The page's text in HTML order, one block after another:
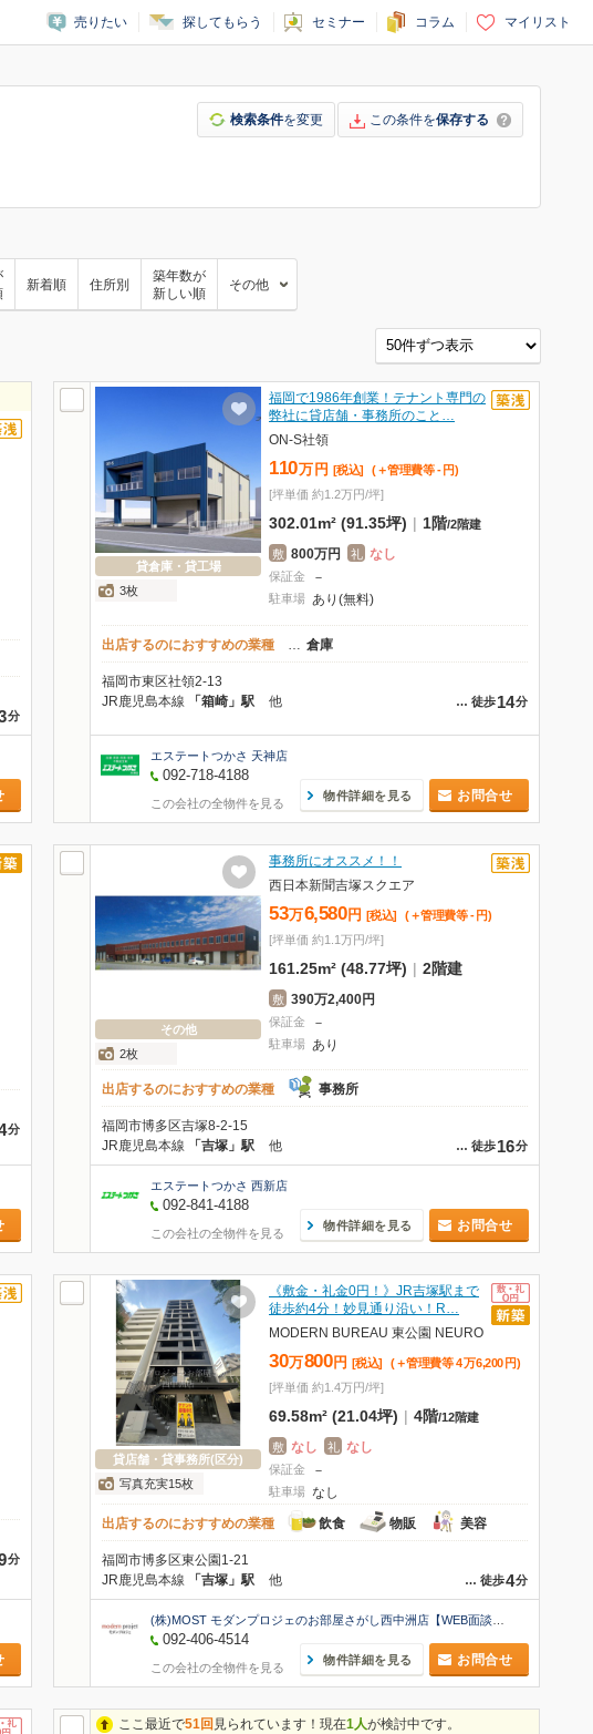
売りたい 探してもらう セミナー コラム マイリスト
検索条件を変更 この条件を保存する
新着順 住所別
築年数が
新しい順
その他
分
貸倉庫・貸工場
3枚
福岡で1986年創業！テナント専門の
弊社に貸店舗・事務所のこと…
ON-S社領
110万 円 [税込] (＋管理費等 - 円)
[坪単価 約1.2万円/坪]
302.01m² (91.35坪) | 1階/2階建
敷 800万円 礼 なし
保証金 －
駐車場 あり(無料)
出店するのにおすすめの業種 … 倉庫
福岡市東区社領2-13
… 徒歩14分
JR鹿児島本線 「箱崎」駅 他
エステートつかさ 天神店
092-718-4188
この会社の全物件を見る
物件詳細を見る お問合せ
分
その他
2枚
事務所にオススメ！！
西日本新聞吉塚スクエア
53万6,580 円 [税込] (＋管理費等 - 円)
[坪単価 約1.1万円/坪]
161.25m² (48.77坪) | 2階建
敷 390万2,400円
保証金 －
駐車場 あり
出店するのにおすすめの業種 事務所
福岡市博多区吉塚8-2-15
… 徒歩16分
JR鹿児島本線 「吉塚」駅 他
エステートつかさ 西新店
092-841-4188
この会社の全物件を見る
物件詳細を見る お問合せ
分
貸店舗・貸事務所(区分)
写真充実15枚
《敷金・礼金0円！》JR吉塚駅まで
徒歩約4分！妙見通り沿い！R…
MODERN BUREAU 東公園 NEURO
30万800 円 [税込] (＋管理費等 4万6,200 円)
[坪単価 約1.4万円/坪]
69.58m² (21.04坪) | 4階/12階建
敷 なし 礼 なし
保証金 －
駐車場 なし
出店するのにおすすめの業種
飲食 物販 美容
福岡市博多区東公園1-21
… 徒歩4分
JR鹿児島本線 「吉塚」駅 他
092-406-4514
この会社の全物件を見る
物件詳細を見る お問合せ
ここ最近で51回 見られています！現在1人が検討中です。